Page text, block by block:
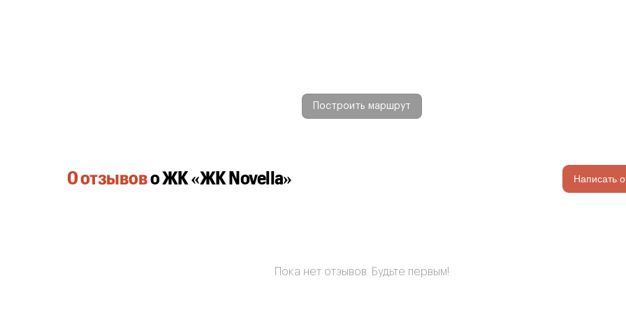
Построить маршрут
0 отзывово ЖК «ЖК Novella» Написать
Пока нет отзывов. Будьте первым!